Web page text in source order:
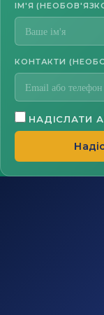
ІМ'Я
КОНТАКТИ
НАДІСЛАТИ